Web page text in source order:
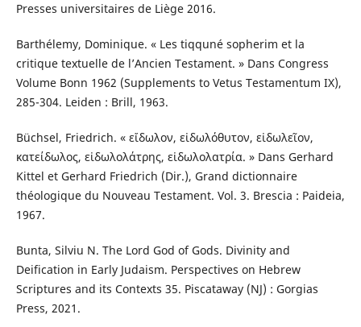
Presses universitaires de Liège 2016.
Barthélemy, Dominique. « Les tiqquné sopherim et la
critique textuelle de l’Ancien Testament. » Dans Congress
Volume Bonn 1962 (Supplements to Vetus Testamentum IX),
285-304. Leiden : Brill, 1963.
Büchsel, Friedrich. « εἴδωλον, εἰδωλόθυτον, εἰδωλεῖον,
κατείδωλος, εἰδωλολάτρης, εἰδωλολατρία. » Dans Gerhard
Kittel et Gerhard Friedrich (Dir.), Grand dictionnaire
théologique du Nouveau Testament. Vol. 3. Brescia : Paideia,
1967.
Bunta, Silviu N. The Lord God of Gods. Divinity and
Deification in Early Judaism. Perspectives on Hebrew
Scriptures and its Contexts 35. Piscataway (NJ) : Gorgias
Press, 2021.